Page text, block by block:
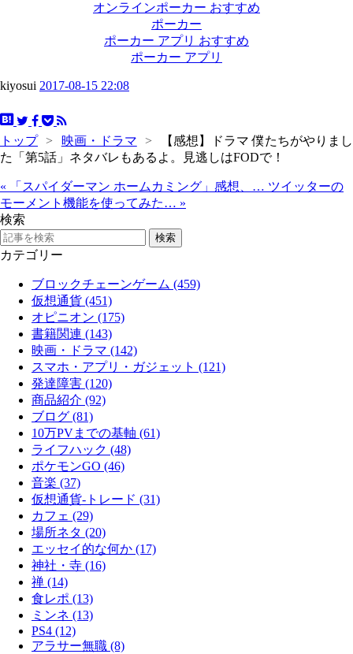
オンラインポーカー おすすめ
ポーカー
ポーカー アプリ おすすめ
ポーカー アプリ
kiyosui 2017-08-15 22:08
トップ > 映画・ドラマ >
【感想】ドラマ 僕たちがやりまし
た「第5話」ネタバレもあるよ。見逃しはFODで！
« 「スパイダーマン ホームカミング」感想、… ツイッターの
モーメント機能を使ってみた… »
検索
カテゴリー
ブロックチェーンゲーム (459)
仮想通貨 (451)
オピニオン (175)
書籍関連 (143)
映画・ドラマ (142)
スマホ・アプリ・ガジェット (121)
発達障害 (120)
商品紹介 (92)
ブログ (81)
10万PVまでの基軸 (61)
ライフハック (48)
ポケモンGO (46)
音楽 (37)
仮想通貨-トレード (31)
カフェ (29)
場所ネタ (20)
エッセイ的な何か (17)
神社・寺 (16)
禅 (14)
食レポ (13)
ミンネ (13)
PS4 (12)
アラサー無職 (8)